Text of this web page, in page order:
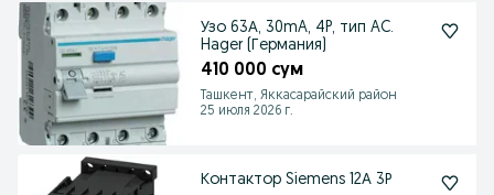
Узо 63А, 30mA, 4P, тип AC.
Hager (Германия)
410 000 сум
Ташкент, Яккасарайский район
25 июля 2026 г.
Контактор Siemens 12А 3Р